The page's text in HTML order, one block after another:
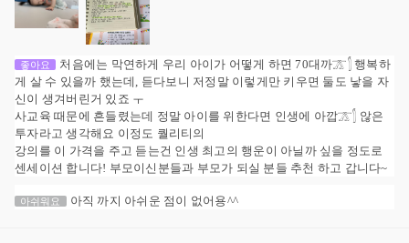
좋아요
처음에는 막연하게 우리 아이가 어떻게 하면 70대까𓊄𓂭 행복하
게 살 수 있을까 했는데, 듣다보니 저정말 이렇게만 키우면 둘도 낳을 자
신이 생겨버린거 있죠 ㅜ
사교육 때문에 흔들렸는데 정말 아이를 위한다면 인생에 아깝𓊄𓂭 않은
투자라고 생각해요 이정도 퀄리티의
강의를 이 가격을 주고 듣는건 인생 최고의 행운이 아닐까 싶을 정도로
센세이션 합니다! 부모이신분들과 부모가 되실 분들 추천 하고 갑니다~
아쉬워요 아직 까지 아쉬운 점이 없어용^^